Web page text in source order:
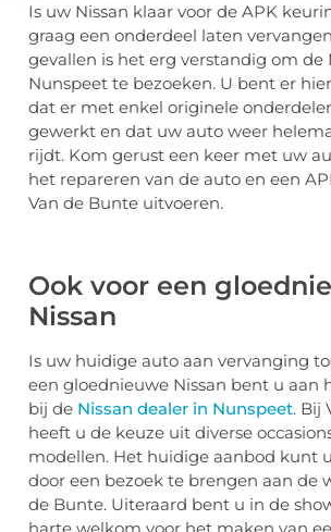
Is uw Nissan klaar voor de APK
graag een onderdeel laten
gevallen is het erg verstandig om de
Nunspeet te bezoeken. U bent er
dat er met enkel originele
gewerkt en dat uw auto weer
rijdt. Kom gerust een keer met uw
het repareren van de auto en een
Van de Bunte uitvoeren.
Ook voor een
Nissan
Is uw huidige auto aan vervanging
een gloednieuwe Nissan bent u aan
bij de Nissan dealer in Nunspeet. Bij
heeft u de keuze uit diverse
modellen. Het huidige aanbod kunt
door een bezoek te brengen aan de
de Bunte. Uiteraard bent u in de